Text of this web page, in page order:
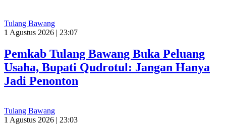
Tulang Bawang
1 Agustus 2026 | 23:07
Pemkab Tulang Bawang Buka Peluang
Usaha, Bupati Qudrotul: Jangan Hanya
Jadi Penonton
Tulang Bawang
1 Agustus 2026 | 23:03